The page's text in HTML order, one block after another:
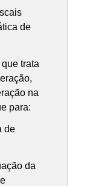
de
trata
na
para:
de
da